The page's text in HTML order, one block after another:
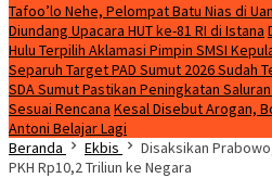
Tafoo’lo Nehe, Pelompat Batu Nias di
Diundang Upacara HUT ke-81 RI di Istana
Hulu Terpilih Aklamasi Pimpin SMSI
Separuh Target PAD Sumut 2026 Sudah
SDA Sumut Pastikan Peningkatan
Sesuai Rencana Kesal Disebut Arogan,
Antoni Belajar Lagi
Beranda
Ekbis
Disaksikan
PKH Rp10,2 Triliun ke Negara